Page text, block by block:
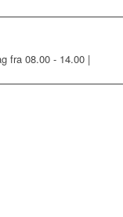
fra 08.00 - 14.00 |